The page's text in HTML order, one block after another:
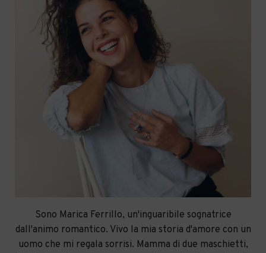
Sono Marica Ferrillo, un'inguaribile sognatrice
dall'animo romantico. Vivo la mia storia d'amore con un
uomo che mi regala sorrisi. Mamma di due maschietti,